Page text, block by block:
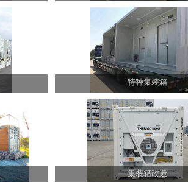
特种集装箱
集装箱改造